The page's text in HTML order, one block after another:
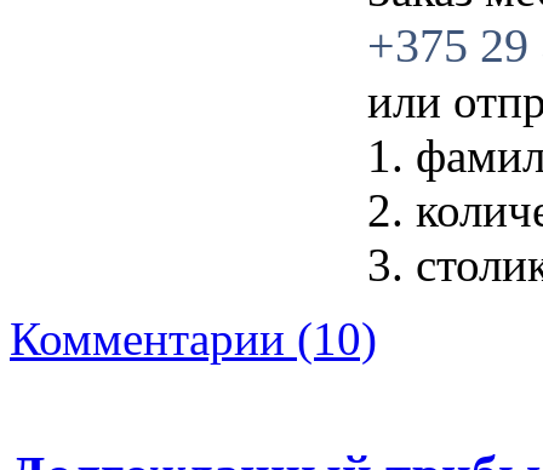
+375 29
или
1.
2.
3.
Комментарии (10)